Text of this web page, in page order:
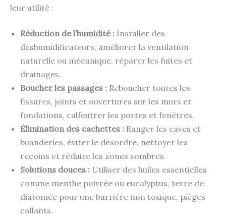
leur utilité :
Réduction de l’humidité : Installer des
déshumidificateurs, améliorer la ventilation
naturelle ou mécanique, réparer les fuites et
drainages.
Boucher les passages : Reboucher toutes les
fissures, joints et ouvertures sur les murs et
fondations, calfeutrer les portes et fenêtres.
Élimination des cachettes : Ranger les caves et
buanderies, éviter le désordre, nettoyer les
recoins et réduire les zones sombres.
Solutions douces : Utiliser des huiles essentielles
comme menthe poivrée ou eucalyptus, terre de
diatomée pour une barrière non toxique, pièges
collants.